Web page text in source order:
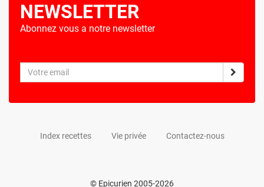
NEWSLETTER
Abonnez vous a notre newsletter
Index recettes Vie privée Contactez-nous
© Epicurien 2005-2026